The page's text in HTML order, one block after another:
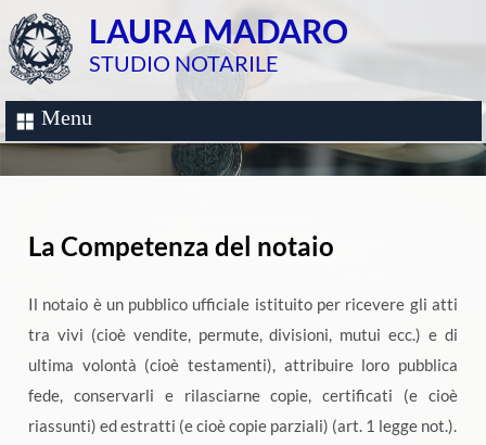
LAURA MADARO
STUDIO NOTARILE
Menu
La Competenza del notaio
Il notaio è un pubblico ufficiale istituito per ricevere gli atti
tra vivi (cioè vendite, permute, divisioni, mutui ecc.) e di
ultima volontà (cioè testamenti), attribuire loro pubblica
fede, conservarli e rilasciarne copie, certificati (e cioè
riassunti) ed estratti (e cioè copie parziali) (art. 1 legge not.).